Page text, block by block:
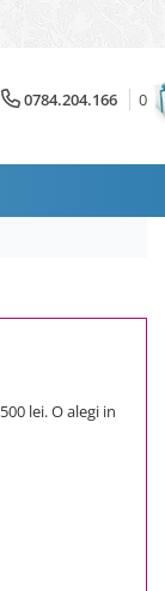
0784.204.166 0
lei. O alegi in